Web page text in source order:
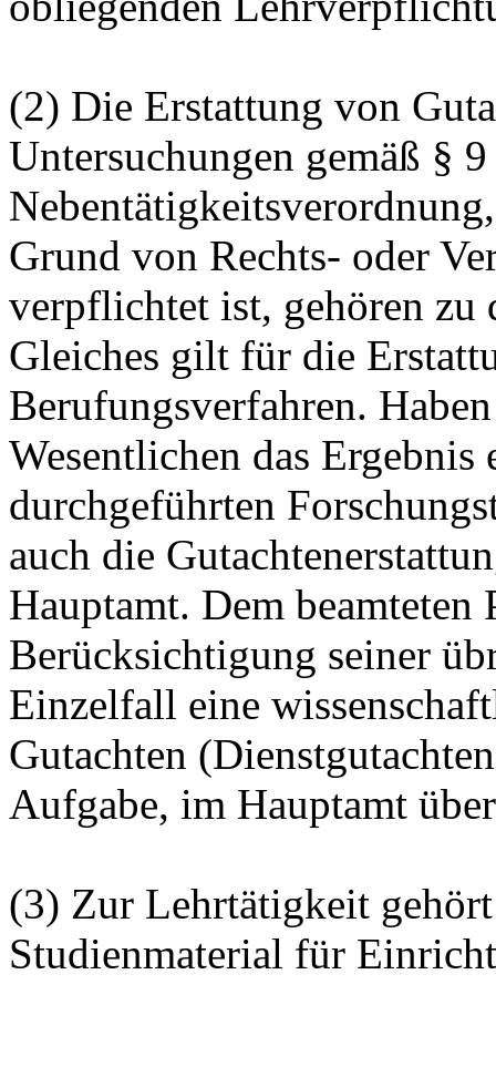
(2) Die Erstattung von
Untersuchungen gemäß §
Grund von Rechts- oder
verpflichtet ist, gehören zu
Gleiches gilt für die
Berufungsverfahren.
Wesentlichen das
durchgeführten
auch die
Hauptamt. Dem beamteten
Berücksichtigung seiner
Einzelfall eine
Gutachten
Aufgabe, im Hauptamt
(3) Zur Lehrtätigkeit
Studienmaterial für